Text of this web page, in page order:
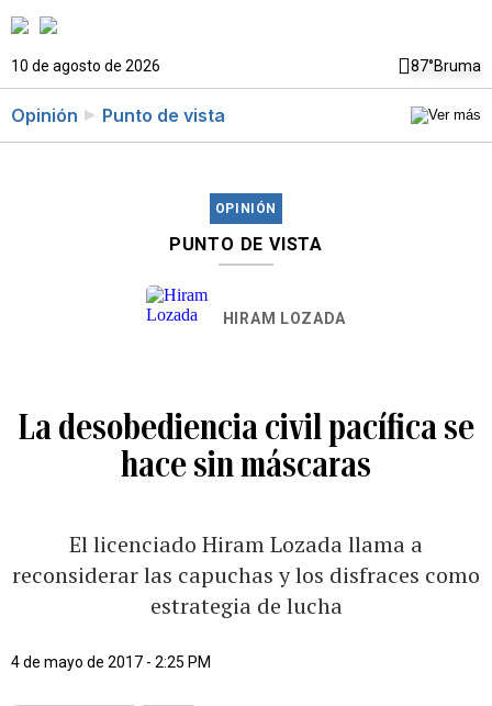
10 de agosto de 2026 87°Bruma
Opinión Punto de vista
OPINIÓN
PUNTO DE VISTA
HIRAM LOZADA
La desobediencia civil pacífica se
hace sin máscaras
El licenciado Hiram Lozada llama a
reconsiderar las capuchas y los disfraces como
estrategia de lucha
4 de mayo de 2017 - 2:25 PM